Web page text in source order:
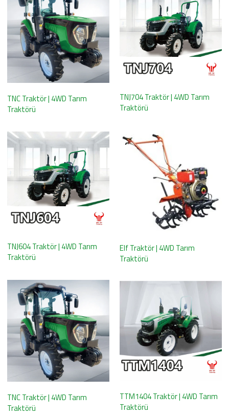
TNC Traktör | 4WD Tarım
Traktörü
TNJ704 Traktör | 4WD Tarım
Traktörü
TNJ604 Traktör | 4WD Tarım
Traktörü
Elf Traktör | 4WD Tarım
Traktörü
TNC Traktör | 4WD Tarım
Traktörü
TTM1404 Traktör | 4WD Tarım
Traktörü